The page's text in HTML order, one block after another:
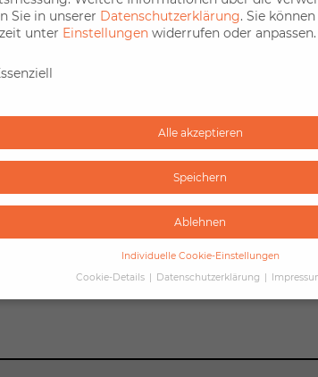
in Munich – Munich
to go – Kugler
Sie in unserer Datenschutzerklärung. Sie
unter Einstellungen widerrufen oder anpassen.
Alle akzeptieren
Speichern
Ablehnen
Individuelle Cookie-Einstellungen
Cookie-Details
Datenschutzerklärung
Datenschutz
bitten.